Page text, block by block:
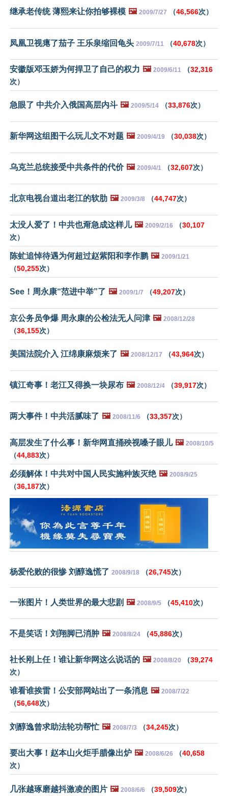
继承老传统 薄熙来让你拍够裸模 🖼️ 2009/7/27 （46,566次）
凤凰卫视瘪了茄子 王乐泉缩回龟头 2009/7/11 （40,678次）
安徽版邓玉娇为何捍卫了自己的权力 🖼️ 2009/6/11 （32,316
次）
急眼了 中共介入俄国高层内斗 🖼️ 2009/5/14 （33,876次）
新华网这组图干么玩儿文不对题 🖼️ 2009/4/19 （30,038次）
乌克兰总统接受中共条件的代价 🖼️ 2009/4/1 （32,607次）
北京电视台道出老江的软肋 🖼️ 2009/3/8 （44,747次）
太没人爱了！中共也甭急成这样儿 🖼️ 2009/2/16 （30,107
次）
陈虻追悼待遇为何超过赵紫阳和李作鹏 🖼️ 2009/1/21
（50,255次）
See！周永康“范进中举”了 🖼️ 2009/1/7 （49,207次）
京公务员争爆 周永康的公检法无人问津 🖼️ 2008/12/28
（36,155次）
美国法院介入 江绵康麻烦来了 🖼️ 2008/12/17 （43,964次）
镇江奇事！老江又得换一块尿布 🖼️ 2008/12/4 （39,917次）
两大事件！中共活腻味了 🖼️ 2008/11/6 （33,357次）
高层发生了什么事！新华网直捅殃视嗓子眼儿 🖼️ 2008/10/5
（44,883次）
必须解体！中共对中国人民实施种族灭绝 🖼️ 2008/9/25
（36,187次）
杨爱伦败的很惨 刘醇逸慌了 2008/9/18 （26,745次）
一张图片！人类世界的最大悲剧 🖼️ 2008/9/5 （45,410次）
不是笑话！刘翔脚已消肿 🖼️ 2008/8/24 （45,886次）
社长刚上任！谁让新华网这么说话的 🖼️ 2008/8/20 （39,274
次）
谁看谁挨雷！公安部网站出了一条消息 🖼️ 2008/7/22
（56,648次）
刘醇逸曾求助法轮功帮忙 🖼️ 2008/7/3 （34,245次）
要出大事！赵本山火炬手腊像出炉 🖼️ 2008/6/26 （40,658
次）
几张越琢磨越抖激凌的图片 🖼️ 2008/6/6 （39,509次）